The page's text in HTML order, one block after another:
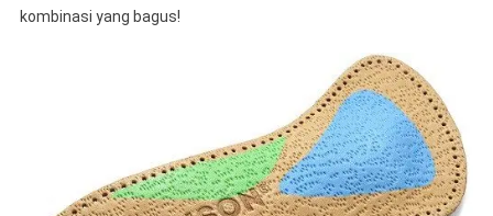
kombinasi yang bagus!